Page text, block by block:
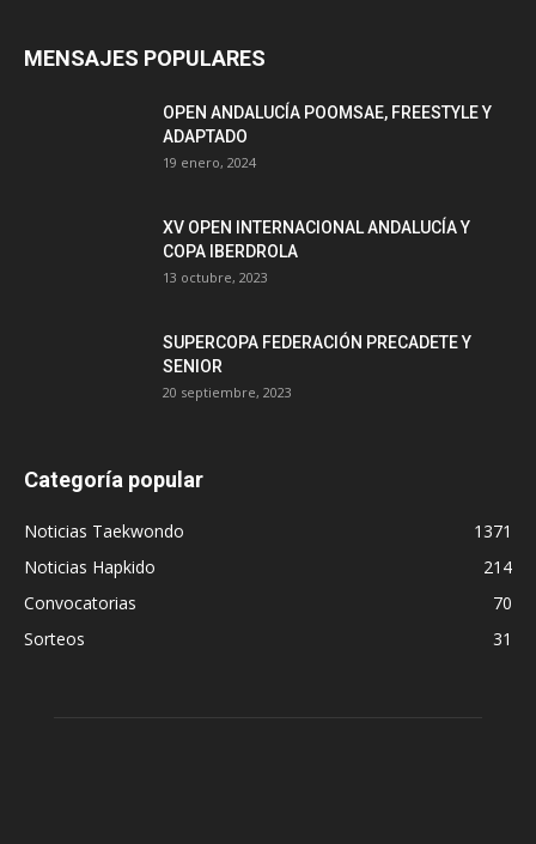
MENSAJES POPULARES
OPEN ANDALUCÍA POOMSAE, FREESTYLE Y
ADAPTADO
19 enero, 2024
XV OPEN INTERNACIONAL ANDALUCÍA Y
COPA IBERDROLA
13 octubre, 2023
SUPERCOPA FEDERACIÓN PRECADETE Y
SENIOR
20 septiembre, 2023
Categoría popular
Noticias Taekwondo
1371
Noticias Hapkido
214
Convocatorias
70
Sorteos
31